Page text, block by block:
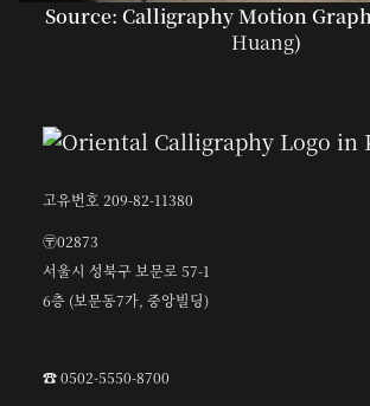
Source: Calligraphy Motion
Huang)
고유번호 209-82-11380
〶02873
서울시 성북구 보문로 57-1
6층 (보문동7가, 중앙빌딩)
☎︎ 0502-5550-8700